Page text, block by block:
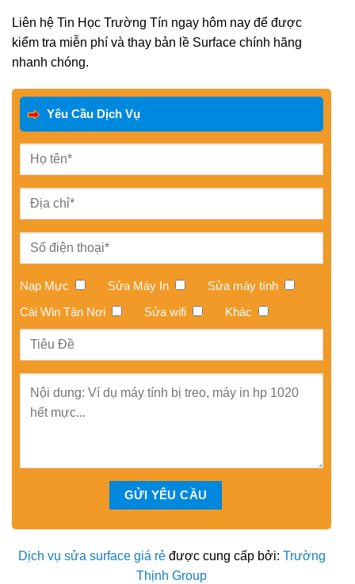
Liên hệ Tin Học Trường Tín ngay hôm nay để được
kiểm tra miễn phí và thay bản lề Surface chính hãng
nhanh chóng.
Yêu Cầu Dịch Vụ
Nạp Mực Sửa Máy In
Sửa máy tính
Cài Win Tận Nơi
Sửa wifi Khác
Dịch vụ sửa surface giá rẻđược cung cấp bởi: Trường
Thịnh Group